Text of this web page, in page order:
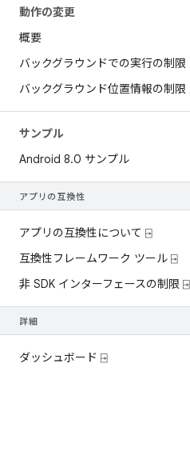
動作の変更
概要
バックグラウンドでの実行の制限
バックグラウンド位置情報の制限
サンプル
Android 8.0 サンプル
アプリの互換性
アプリの互換性について ⍈
互換性フレームワーク ツール ⍈
非 SDK インターフェースの制限 ⍈
詳細
ダッシュボード ⍈